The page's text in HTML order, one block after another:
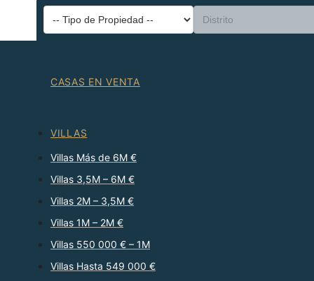
CASAS EN VENTA
VILLAS
Villas Más de 6M €
Villas 3,5M – 6M €
Villas 2M – 3,5M €
Villas 1M – 2M €
Villas 550 000 € – 1M
Villas Hasta 549 000 €